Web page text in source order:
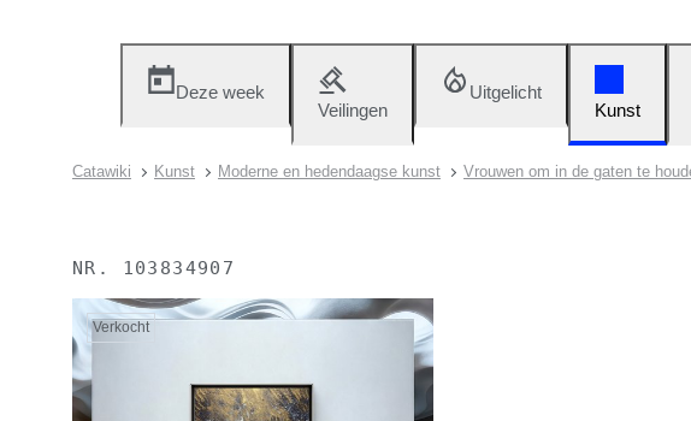
Deze week
Veilingen
Uitgelicht
Kunst
Catawiki Kunst Moderne en hedendaagse kunst Vrouwen om in de gaten te
NR. 103834907
Verkocht